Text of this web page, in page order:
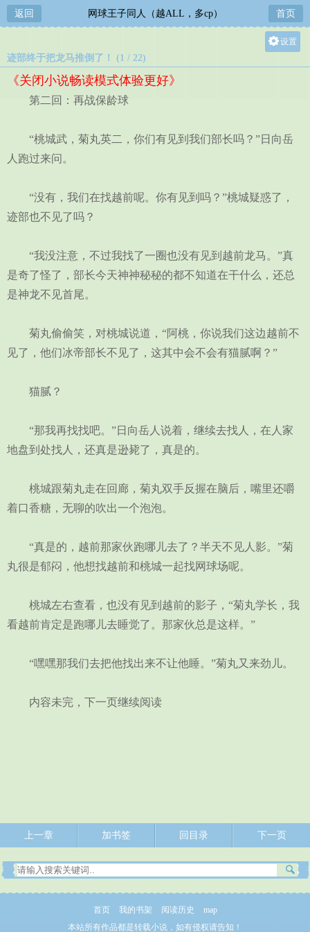
返回 网球王子同人（越ALL，多cp） 首页
设置
迹部终于把龙马推倒了！ (1 / 22)
《关闭小说畅读模式体验更好》
第二回：再战保龄球
“桃城武，菊丸英二，你们有见到我们部长吗？”日向岳
人跑过来问。
“没有，我们在找越前呢。你有见到吗？”桃城疑惑了，
迹部也不见了吗？
“我没注意，不过我找了一圈也没有见到越前龙马。”真
是奇了怪了，部长今天神神秘秘的都不知道在干什么，还总
是神龙不见首尾。
菊丸偷偷笑，对桃城说道，“阿桃，你说我们这边越前不
见了，他们冰帝部长不见了，这其中会不会有猫腻啊？”
猫腻？
“那我再找找吧。”日向岳人说着，继续去找人，在人家
地盘到处找人，还真是逊毙了，真是的。
桃城跟菊丸走在回廊，菊丸双手反握在脑后，嘴里还嚼
着口香糖，无聊的吹出一个泡泡。
“真是的，越前那家伙跑哪儿去了？半天不见人影。”菊
丸很是郁闷，他想找越前和桃城一起找网球场呢。
桃城左右查看，也没有见到越前的影子，“菊丸学长，我
看越前肯定是跑哪儿去睡觉了。那家伙总是这样。”
“嘿嘿那我们去把他找出来不让他睡。”菊丸又来劲儿。
内容未完，下一页继续阅读
上一章 加书签 回目录 下一页
首页 我的书架 阅读历史
map
本站所有作品都是转载小说，如有侵权请告知！